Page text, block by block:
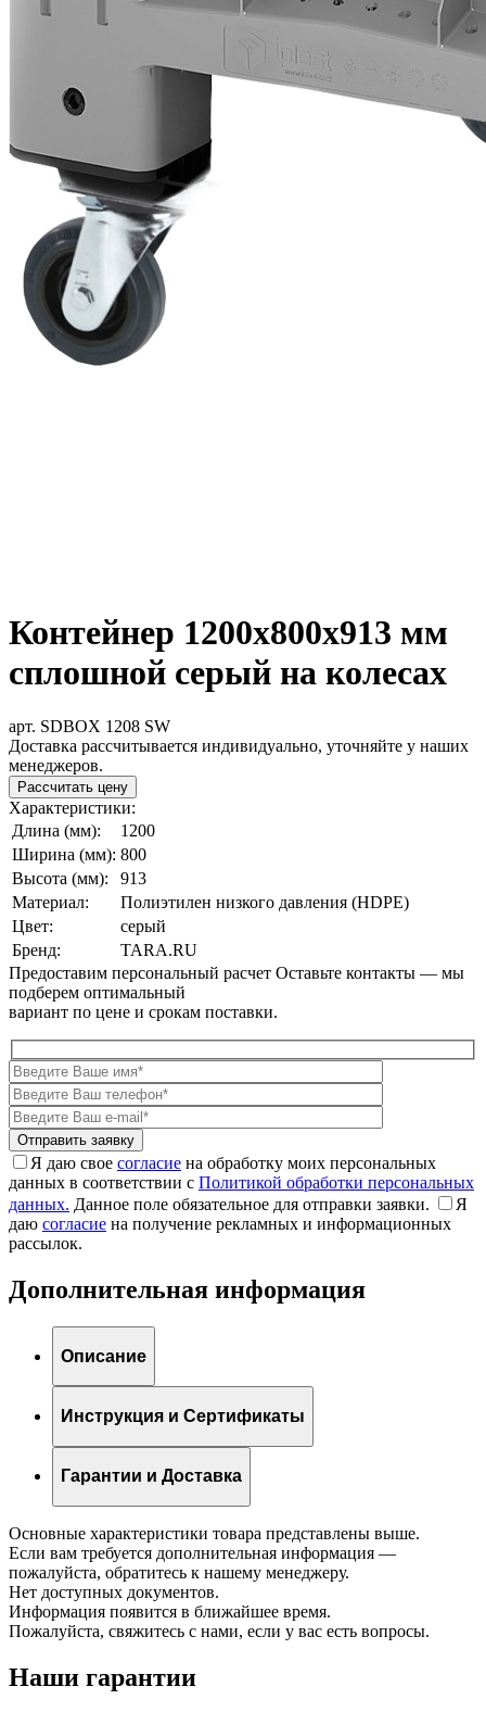
Контейнер 1200х800х913 мм
сплошной серый на колесах
арт. SDBOX 1208 SW
Доставка рассчитывается индивидуально, уточняйте у наших
менеджеров.
Рассчитать цену
Характеристики:
Длина (мм):
1200
Ширина (мм): 800
Высота (мм):
913
Материал:
Полиэтилен низкого давления (HDPE)
Цвет:
серый
Бренд:
TARA.RU
Предоставим персональный расчет Оставьте контакты — мы
подберем оптимальный
вариант по цене и срокам поставки.
Я даю свое согласие на обработку моих персональных
данных в соответствии с Политикой обработки персональных
данных. Данное поле обязательное для отправки заявки.
Я
даю согласие на получение рекламных и информационных
рассылок.
Дополнительная информация
Описание
Инструкция и Сертификаты
Гарантии и Доставка
Основные характеристики товара представлены выше.
Если вам требуется дополнительная информация —
пожалуйста, обратитесь к нашему менеджеру.
Нет доступных документов.
Информация появится в ближайшее время.
Пожалуйста, свяжитесь с нами, если у вас есть вопросы.
Наши гарантии